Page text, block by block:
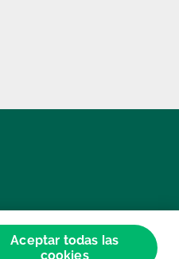
Aceptar todas las
cookies